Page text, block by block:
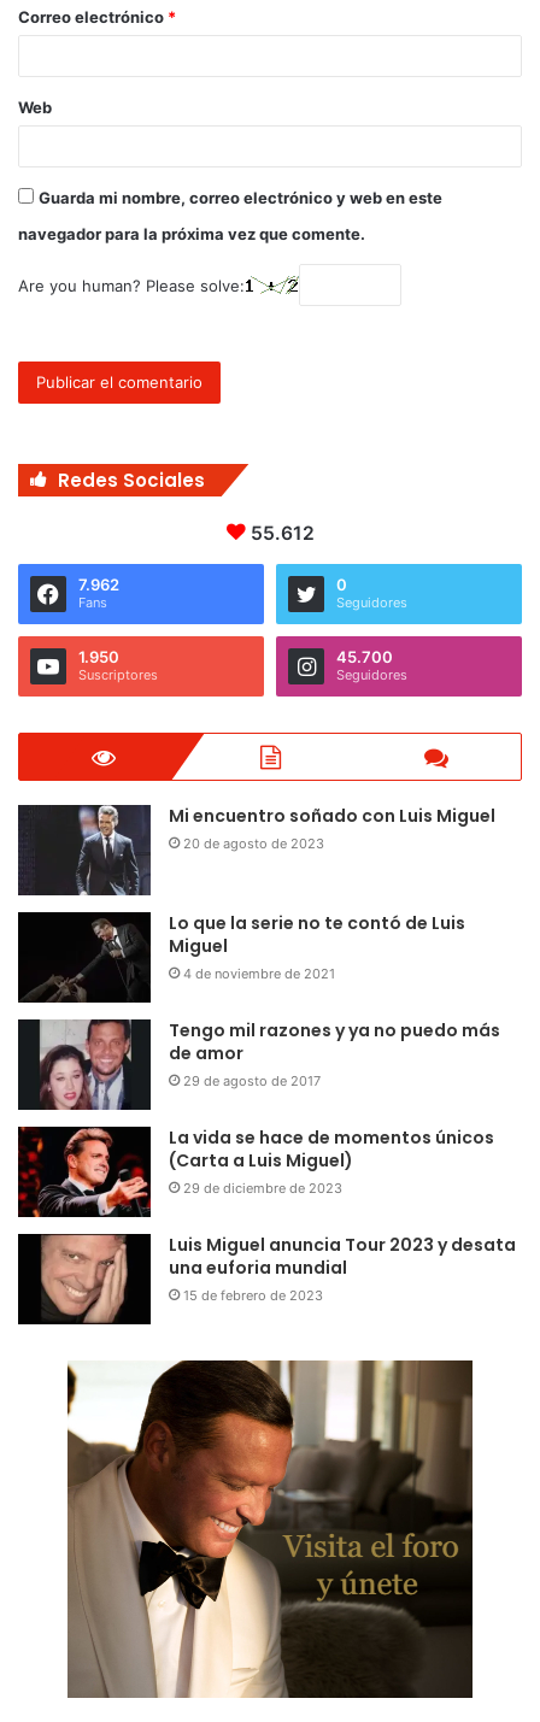
Correo electrónico *
Web
Guarda mi nombre, correo electrónico y web en este
navegador para la próxima vez que comente.
Are you human? Please solve:
Redes Sociales
55.612
7.962
Fans
0
Seguidores
1.950
Suscriptores
45.700
Seguidores
Mi encuentro soñado con Luis Miguel
20 de agosto de 2023
Lo que la serie no te contó de Luis
Miguel
4 de noviembre de 2021
Tengo mil razones y ya no puedo más
de amor
29 de agosto de 2017
La vida se hace de momentos únicos
(Carta a Luis Miguel)
29 de diciembre de 2023
Luis Miguel anuncia Tour 2023 y desata
una euforia mundial
15 de febrero de 2023